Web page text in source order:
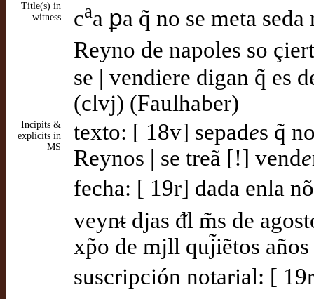
Title(s) in
witness
caa ꝑa q̃ no se meta
Reyno de napoles so
se | vendiere digan q̃ es
(clvj) (Faulhaber)
Incipits &
explicits in
MS
texto: [ 18v] sepades q̃
Reynos | se treã [!] vende
fecha: [ 19r] dada enla
veynᵵ djas ᵭl m̃s de
xp̃o de mjll quj̃iẽtos años
suscripción notarial: [